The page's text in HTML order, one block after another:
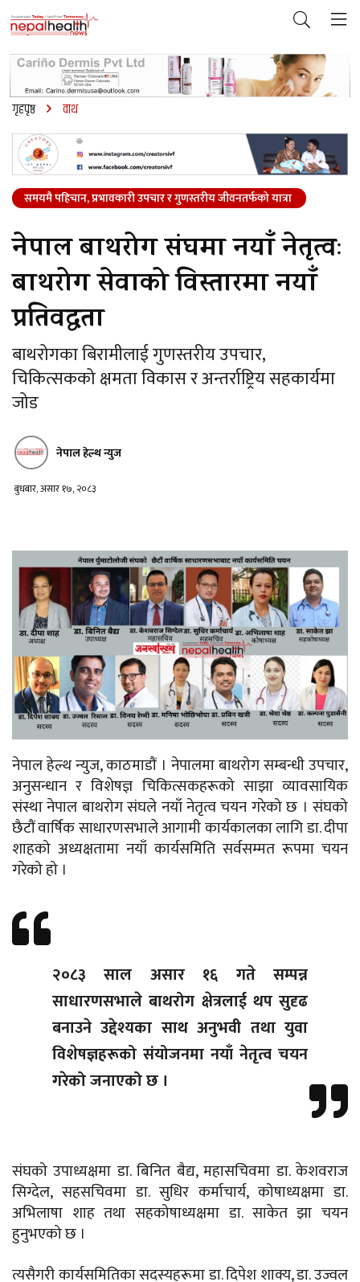
गृहपृष्ठ वाथ
समयमै पहिचान, प्रभावकारी उपचार र गुणस्तरीय जीवनतर्फको यात्रा
नेपाल बाथरोग संघमा नयाँ नेतृत्वः
बाथरोग सेवाको विस्तारमा नयाँ
प्रतिवद्धता
बाथरोगका बिरामीलाई गुणस्तरीय उपचार,
चिकित्सकको क्षमता विकास र अन्तर्राष्ट्रिय सहकार्यमा
जोड
नेपाल हेल्थ न्युज
बुधबार, असार १७, २०८३
नेपाल हेल्थ न्युज, काठमाडौं । नेपालमा बाथरोग सम्बन्धी उपचार,
अनुसन्धान र विशेषज्ञ चिकित्सकहरूको साझा व्यावसायिक
संस्था नेपाल बाथरोग संघले नयाँ नेतृत्व चयन गरेको छ । संघको
छैटौं वार्षिक साधारणसभाले आगामी कार्यकालका लागि डा. दीपा
शाहको अध्यक्षतामा नयाँ कार्यसमिति सर्वसम्मत रूपमा चयन
गरेको हो ।
२०८३ साल असार १६ गते सम्पन्न
साधारणसभाले बाथरोग क्षेत्रलाई थप सुदृढ
बनाउने उद्देश्यका साथ अनुभवी तथा युवा
विशेषज्ञहरूको संयोजनमा नयाँ नेतृत्व चयन
गरेको जनाएको छ ।
संघको उपाध्यक्षमा डा. बिनित बैद्य, महासचिवमा डा. केशवराज
सिग्देल, सहसचिवमा डा. सुधिर कर्माचार्य, कोषाध्यक्षमा डा.
अभिलाषा शाह तथा सहकोषाध्यक्षमा डा. साकेत झा चयन
हुनुभएको छ ।
त्यसैगरी कार्यसमितिका सदस्यहरूमा डा. दिपेश शाक्य, डा. उज्वल